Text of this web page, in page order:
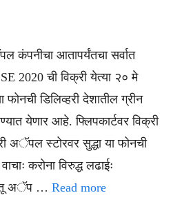
कंपनीचा आतापर्यंतचा सर्वात
2020 ची विक्री येत्या २० मे
डिलिव्हरी देशातील ग्रीन
येणार आहे. फ्लिपकार्टवर विक्री
अॅपल स्टोरवर सुद्धा या फोनची
करोना विरुद्ध लढाईः
अॅप … Read more